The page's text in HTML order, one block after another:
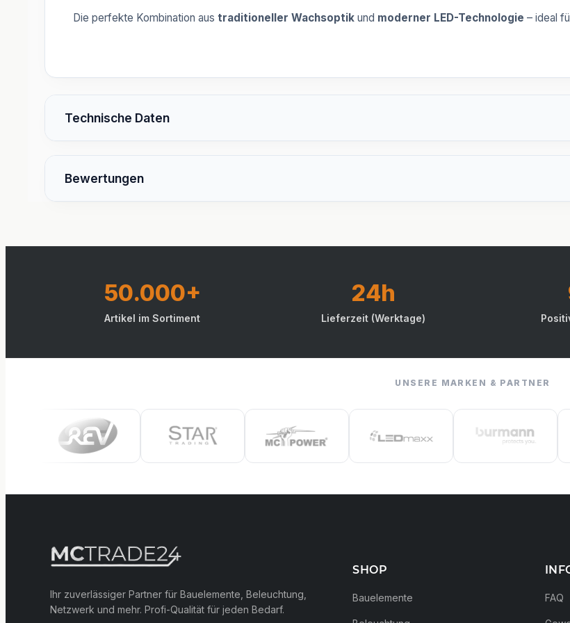
Die perfekte Kombination aus traditioneller Wachsoptik und moderner LED-Technologie – ideal
Technische Daten
Bewertungen
50.000+
Artikel im Sortiment
24h
Lieferzeit (Werktage)
UNSERE MARKEN & PARTNER
Ihr zuverlässiger Partner für Bauelemente, Beleuchtung,
Netzwerk und mehr. Profi-Qualität für jeden Bedarf.
SHOP
Bauelemente FAQ